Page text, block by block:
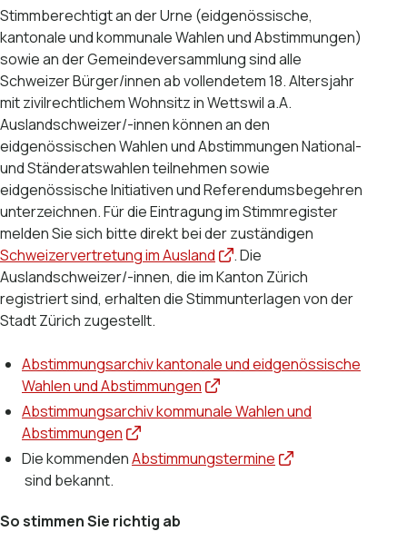
Stimmberechtigt an der Urne (eidgenössische,
kantonale und kommunale Wahlen und Abstimmungen)
sowie an der Gemeindeversammlung sind alle
Schweizer Bürger/innen ab vollendetem 18. Altersjahr
mit zivilrechtlichem Wohnsitz in Wettswil a.A.
Auslandschweizer/-innen können an den
eidgenössischen Wahlen und Abstimmungen National-
und Ständeratswahlen teilnehmen sowie
eidgenössische Initiativen und Referendumsbegehren
unterzeichnen. Für die Eintragung im Stimmregister
melden Sie sich bitte direkt bei der zuständigen
Schweizervertretung im Ausland
. Die
Auslandschweizer/-innen, die im Kanton Zürich
registriert sind, erhalten die Stimmunterlagen von der
Stadt Zürich zugestellt.
Abstimmungsarchiv kantonale und eidgenössische
Wahlen und Abstimmungen
Abstimmungsarchiv kommunale Wahlen und
Abstimmungen
Die kommendenAbstimmungstermine
sind bekannt.
So stimmen Sie richtig ab